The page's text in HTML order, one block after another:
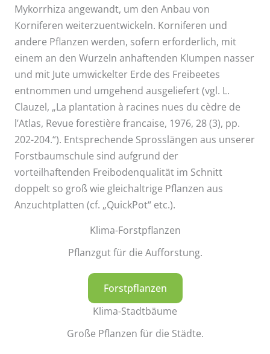
Mykorrhiza angewandt, um den Anbau von
Korniferen weiterzuentwickeln. Korniferen und
andere Pflanzen werden, sofern erforderlich, mit
einem an den Wurzeln anhaftenden Klumpen nasser
und mit Jute umwickelter Erde des Freibeetes
entnommen und umgehend ausgeliefert (vgl. L.
Clauzel, „La plantation à racines nues du cèdre de
l’Atlas, Revue forestière francaise, 1976, 28 (3), pp.
202-204.“). Entsprechende Sprosslängen aus unserer
Forstbaumschule sind aufgrund der
vorteilhaftenden Freibodenqualität im Schnitt
doppelt so groß wie gleichaltrige Pflanzen aus
Anzuchtplatten (cf. „QuickPot“ etc.).
Klima-Forstpflanzen
Pflanzgut für die Aufforstung.
Forstpflanzen
Klima-Stadtbäume
Große Pflanzen für die Städte.